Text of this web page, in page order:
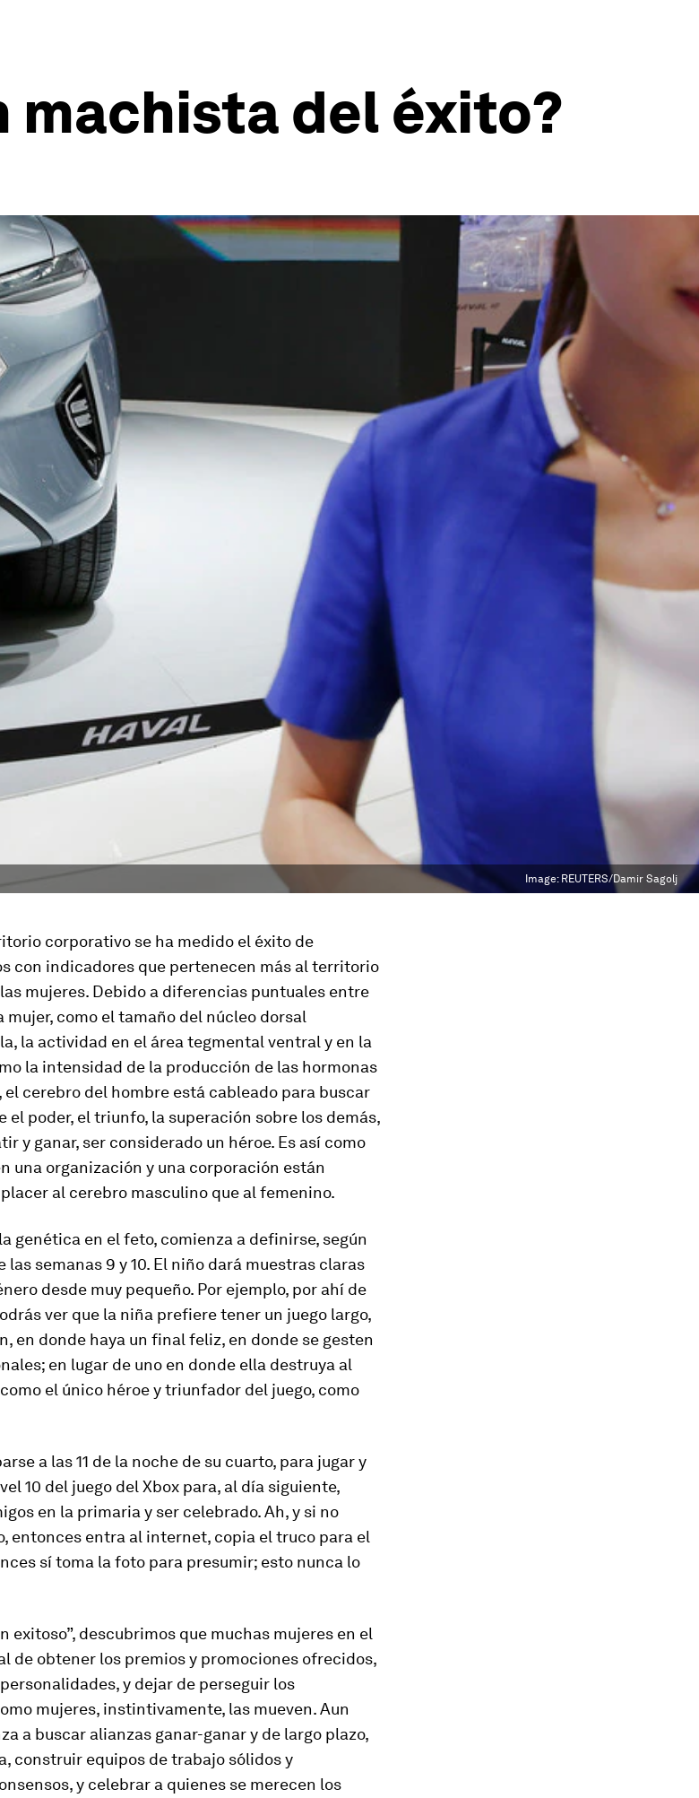
machista del éxito?
Image: REUTERS/Damir Sagolj
corpora­tivo se ha medido el éxito de
con indicadores que pertenecen más al territorio
mujeres. Debido a diferencias puntuales entre
mujer, como el tamaño del núcleo dorsal
la actividad en el área tegmental ventral y en la
la intensidad de la pro­ducción de las hormonas
cerebro del hombre está cableado para buscar
poder, el triunfo, la superación sobre los demás,
y ganar, ser considerado un héroe. Es así como
una organización y una corporación están
al cerebro mascu­lino que al femenino.
genética en el feto, comienza a definirse, según
las semanas 9 y 10. El niño dará muestras claras
desde muy pequeño. Por ejemplo, por ahí de
ver que la niña prefiere tener un juego largo,
en donde haya un final feliz, en donde se gesten
en lugar de uno en donde ella destruya al
el único héroe y triunfador del juego, como
a las 11 de la noche de su cuarto, para jugar y
10 del juego del Xbox para, al día siguiente,
en la primaria y ser celebrado. Ah, y si no
entonces entra al internet, copia el truco para el
sí toma la foto para presumir; esto nunca lo
exitoso”, descubrimos que muchas mujeres en el
de obtener los premios y promociones ofrecidos,
y dejar de perseguir los
muje­res, instintivamente, las mueven. Aun
a buscar alian­zas ganar-ganar y de largo plazo,
cons­truir equipos de trabajo sólidos y
y celebrar a quienes se merecen los